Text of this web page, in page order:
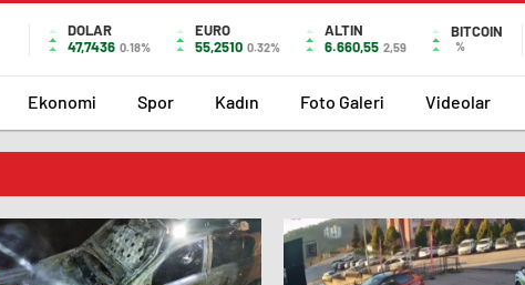
DOLAR
47,7436 0.18%
EURO
55,2510 0.32%
ALTIN
6.660,55 2,59
BITCOIN
%
Ekonomi Spor Kadın Foto Galeri Videolar